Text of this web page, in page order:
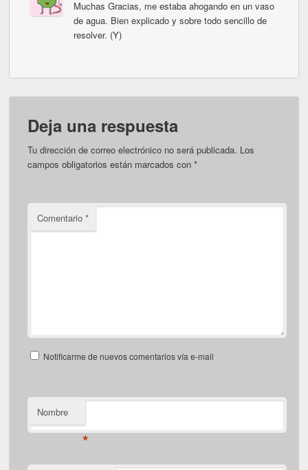
Muchas Gracias, me estaba ahogando en un vaso
de agua. Bien explicado y sobre todo sencillo de
resolver. (Y)
Deja una respuesta
Tu dirección de correo electrónico no será publicada. Los
campos obligatorios están marcados con*
Comentario*
Notificarme de nuevos comentarios vía e-mail
Nombre
*